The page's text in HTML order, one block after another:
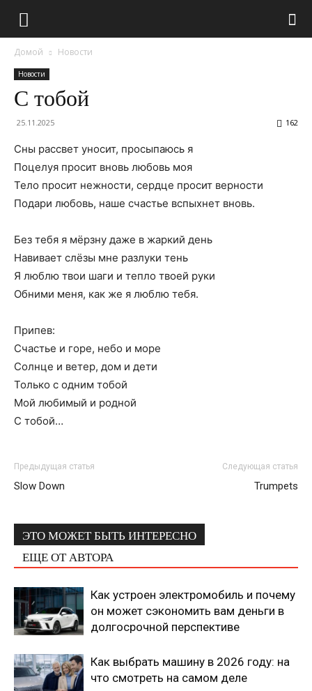
Домой Новости
Новости
С тобой
25.11.2025 162
Сны рассвет уносит, просыпаюсь я
Поцелуя просит вновь любовь моя
Тело просит нежности, сердце просит верности
Подари любовь, наше счастье вспыхнет вновь.
Без тебя я мёрзну даже в жаркий день
Навивает слёзы мне разлуки тень
Я люблю твои шаги и тепло твоей руки
Обними меня, как же я люблю тебя.
Припев:
Счастье и горе, небо и море
Солнце и ветер, дом и дети
Только с одним тобой
Мой любимый и родной
С тобой…
Предыдущая статья
Slow Down
Следующая статья
Trumpets
ЭТО МОЖЕТ БЫТЬ ИНТЕРЕСНО
ЕЩЕ ОТ АВТОРА
Как устроен электромобиль и почему
он может сэкономить вам деньги в
долгосрочной перспективе
Как выбрать машину в 2026 году: на
что смотреть на самом деле